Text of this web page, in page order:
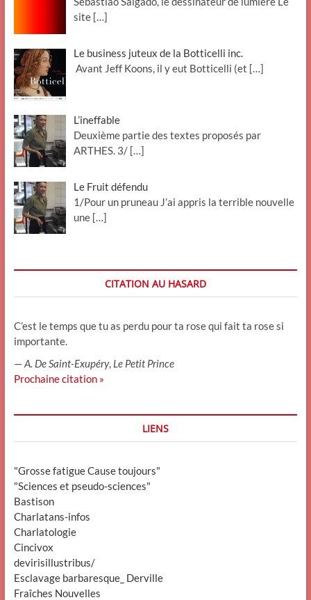
site […]
Le business juteux de la Botticelli inc.
Avant Jeff Koons, il y eut Botticelli (et […]
L’ineffable
Deuxième partie des textes proposés par
ARTHES. 3/ […]
Le Fruit défendu
1/Pour un pruneau J’ai appris la terrible nouvelle
une […]
CITATION AU HASARD
C’est le temps que tu as perdu pour ta rose qui fait ta rose si
importante.
—A. De Saint-Exupéry, Le Petit Prince
Prochaine citation »
LIENS
"Grosse fatigue Cause toujours"
"Sciences et pseudo-sciences"
Bastison
Charlatans-infos
Charlatologie
Cincivox
devirisillustribus/
Esclavage barbaresque_ Derville
Fraîches Nouvelles